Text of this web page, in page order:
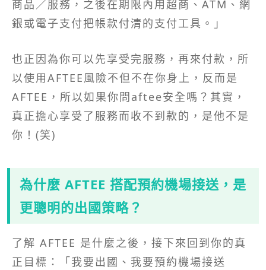
商品／服務，之後在期限內用超商、ATM、網
銀或電子支付把帳款付清的支付工具。」
也正因為你可以先享受完服務，再來付款，所
以使用AFTEE風險不但不在你身上，反而是
AFTEE，所以如果你問aftee安全嗎？其實，
真正擔心享受了服務而收不到款的，是他不是
你！(笑)
為什麼 AFTEE 搭配預約機場接送，是
更聰明的出國策略？
了解 AFTEE 是什麼之後，接下來回到你的真
正目標：「我要出國、我要預約機場接送